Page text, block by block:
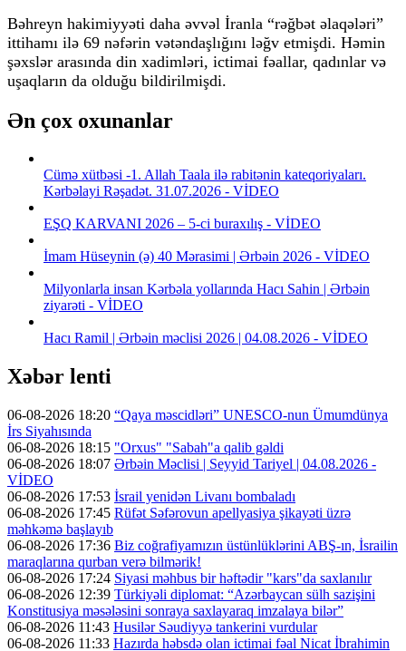
Bəhreyn hakimiyyəti daha əvvəl İranla “rəğbət əlaqələri”
ittihamı ilə 69 nəfərin vətəndaşlığını ləğv etmişdi. Həmin
şəxslər arasında din xadimləri, ictimai fəallar, qadınlar və
uşaqların da olduğu bildirilmişdi.
Ən çox oxunanlar
Cümə xütbəsi -1. Allah Taala ilə rabitənin kateqoriyaları.
Kərbəlayi Rəşadət. 31.07.2026 - VİDEO
EŞQ KARVANI 2026 – 5-ci buraxılış - VİDEO
İmam Hüseynin (ə) 40 Mərasimi | Ərbəin 2026 - VİDEO
Milyonlarla insan Kərbəla yollarında Hacı Sahin | Ərbəin
ziyarəti - VİDEO
Hacı Ramil | Ərbəin məclisi 2026 | 04.08.2026 - VİDEO
Xəbər lenti
06-08-2026 18:20 “Qaya məscidləri” UNESCO-nun Ümumdünya
İrs Siyahısında
06-08-2026 18:15 "Orxus" "Sabah"a qalib gəldi
06-08-2026 18:07 Ərbəin Məclisi | Seyyid Tariyel | 04.08.2026 -
VİDEO
06-08-2026 17:53 İsrail yenidən Livanı bombaladı
06-08-2026 17:45 Rüfət Səfərovun apellyasiya şikayəti üzrə
məhkəmə başlayıb
06-08-2026 17:36 Biz coğrafiyamızın üstünlüklərini ABŞ-ın, İsrailin
maraqlarına qurban verə bilmərik!
06-08-2026 17:24 Siyasi məhbus bir həftədir "kars"da saxlanılır
06-08-2026 12:39 Türkiyəli diplomat: “Azərbaycan sülh sazişini
Konstitusiya məsələsini sonraya saxlayaraq imzalaya bilər”
06-08-2026 11:43 Husilər Səudiyyə tankerini vurdular
06-08-2026 11:33 Hazırda həbsdə olan ictimai fəal Nicat İbrahimin